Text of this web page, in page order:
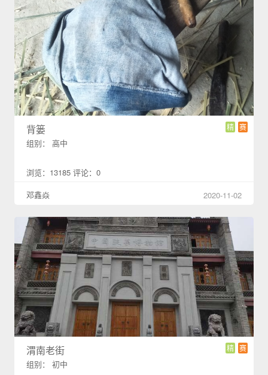
赛
精
背篓
组别： 高中
浏览：13185 评论：0
邓鑫焱
2020-11-02
赛
精
渭南老街
组别： 初中